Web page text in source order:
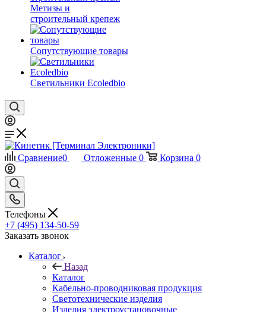
Метизы и
строительный крепеж
Сопутствующие товары
Светильники Ecoledbio
Сравнение0 Отложенные 0 Корзина 0
Телефоны
+7 (495) 134-50-59
Заказать звонок
Каталог
Назад
Каталог
Кабельно-проводниковая продукция
Светотехнические изделия
Изделия электроустановочные